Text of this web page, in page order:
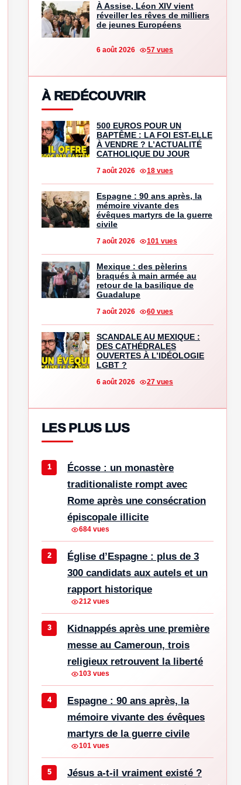
À Assise, Léon XIV vient
réveiller les rêves de milliers
de jeunes Européens
6 août 2026 57 vues
À REDÉCOUVRIR
500 EUROS POUR UN
BAPTÊME : LA FOI EST-ELLE
À VENDRE ? L’ACTUALITÉ
CATHOLIQUE DU JOUR
7 août 2026 18 vues
Espagne : 90 ans après, la
mémoire vivante des
évêques martyrs de la guerre
civile
7 août 2026 101 vues
Mexique : des pèlerins
braqués à main armée au
retour de la basilique de
Guadalupe
7 août 2026 60 vues
SCANDALE AU MEXIQUE :
DES CATHÉDRALES
OUVERTES À L’IDÉOLOGIE
LGBT ?
6 août 2026 27 vues
LES PLUS LUS
Écosse : un monastère
traditionaliste rompt avec
Rome après une consécration
épiscopale illicite
684 vues
Église d’Espagne : plus de 3
300 candidats aux autels et un
rapport historique
212 vues
Kidnappés après une première
messe au Cameroun, trois
religieux retrouvent la liberté
103 vues
Espagne : 90 ans après, la
mémoire vivante des évêques
martyrs de la guerre civile
101 vues
Jésus a-t-il vraiment existé ?